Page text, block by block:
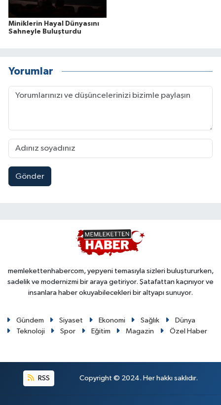
Miniklerin Hayal Dünyasını
Sahneyle Buluşturdu
Yorumlar
Gönder
memlekettenhabercom, yepyeni temasıyla sizleri buluştururken,
sadelik ve modernizmi bir araya getiriyor. Şatafattan kaçınıyor ve
insanlara haber okuyabilecekleri bir altyapı sunuyor.
Gündem Siyaset Ekonomi Sağlık
Dünya
Teknoloji
Spor Eğitim Magazin Özel Haber
RSS Copyright © 2024. Her hakkı saklıdır.